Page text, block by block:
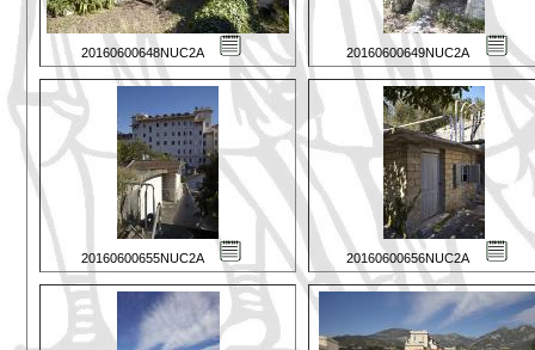
20160600648NUC2A 20160600649NUC2A
20160600655NUC2A 20160600656NUC2A